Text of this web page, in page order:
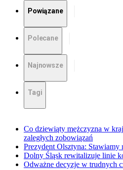
Powiązane
Polecane
Najnowsze
Tagi
Co dziewiąty mężczyzna w
zaległych zobowiązań
Prezydent Olsztyna:
Dolny Śląsk rewitalizuje linie
Odważne decyzje w trudnych